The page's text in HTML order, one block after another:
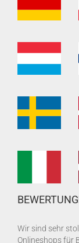
Wir sind sehr
Onlineshops für